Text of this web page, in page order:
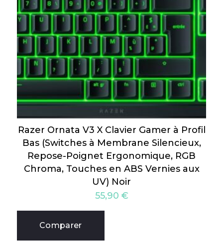
Razer Ornata V3 X Clavier Gamer à Profil
Bas (Switches à Membrane Silencieux,
Repose-Poignet Ergonomique, RGB
Chroma, Touches en ABS Vernies aux
UV) Noir
55,90 €
Comparer